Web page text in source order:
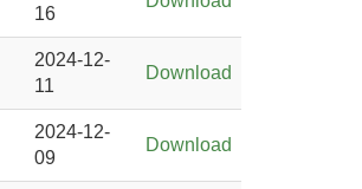
16
2024-12-
11
Download
2024-12-
09
Download